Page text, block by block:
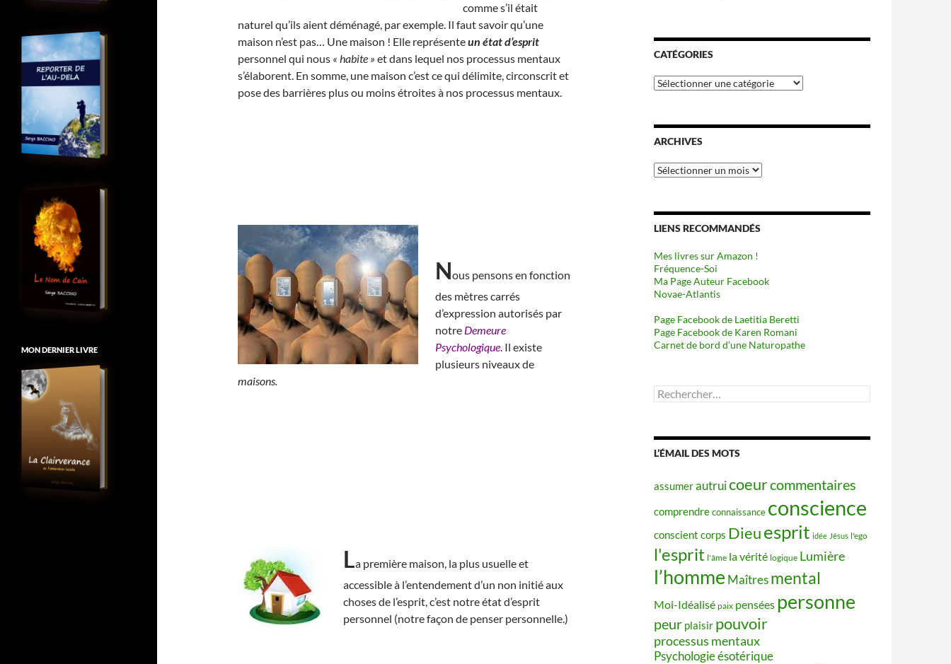
comme s’il était
naturel qu’ils aient déménagé, par exemple. Il faut savoir qu’une
maison n’est pas… Une maison ! Elle représenteun état d’esprit
personnel qui nous « habite » et dans lequel nos processus mentaux
s’élaborent. En somme, une maison c’est ce qui délimite, circonscrit et
pose des barrières plus ou moins étroites à nos processus mentaux.
Nous pensons en fonction
des mètres carrés
d’expression autorisés par
notre Demeure
Psychologique. Il existe
plusieurs niveaux de
maisons.
La première maison, la plus usuelle et
accessible à l’entendement d’un non initié aux
choses de l’esprit, c’est notre état d’esprit
personnel (notre façon de penser personnelle.)
CATÉGORIES
Catégories
ARCHIVES
Archives
LIENS RECOMMANDÉS
Mes livres sur Amazon !
Fréquence-Soi
Ma Page Auteur Facebook
Novae-Atlantis
Page Facebook de Laetitia Beretti
Page Facebook de Karen Romani
Carnet de bord d’une Naturopathe
Rechercher :
L’ÉMAIL DES MOTS
assumerautruicoeurcommentaires
comprendreconnaissance conscience
conscient corps Dieuesprit idée Jésus l'ego
l'esprit l'âme la vérité logique Lumière
l’homme Maîtres mental
Moi-Idéalisé paix pensées personne
peur plaisir pouvoir
processus mentaux
Psychologie ésotérique
MON DERNIER LIVRE